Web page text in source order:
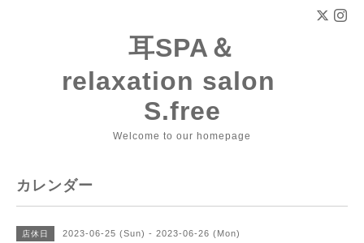
耳SPA＆
relaxation salon
S.free
Welcome to our homepage
カレンダー
店休日 2023-06-25 (Sun) - 2023-06-26 (Mon)